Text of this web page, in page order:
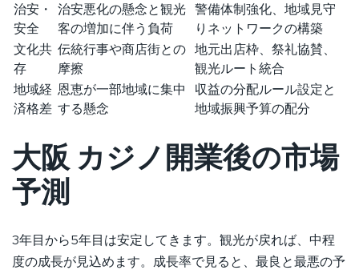
治安・
安全
治安悪化の懸念と観光
客の増加に伴う負荷
警備体制強化、地域見守
りネットワークの構築
文化共
存
伝統行事や商店街との
摩擦
地元出店枠、祭礼協賛、
観光ルート統合
地域経
済格差
恩恵が一部地域に集中
する懸念
収益の分配ルール設定と
地域振興予算の配分
大阪 カジノ開業後の市場
予測
3年目から5年目は安定してきます。観光が戻れば、中程
度の成長が見込めます。成長率で見ると、最良と最悪の予